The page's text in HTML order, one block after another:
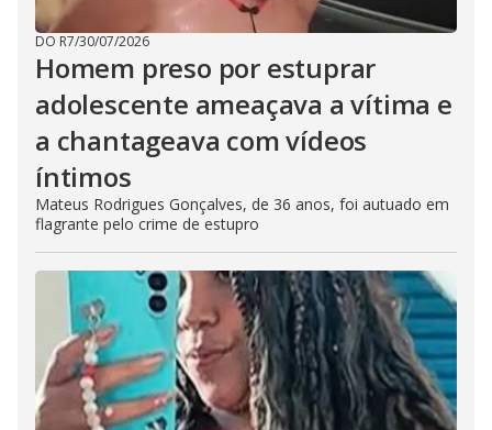
DO R7/30/07/2026
Homem preso por estuprar
adolescente ameaçava a vítima e
a chantageava com vídeos
íntimos
Mateus Rodrigues Gonçalves, de 36 anos, foi autuado em
flagrante pelo crime de estupro